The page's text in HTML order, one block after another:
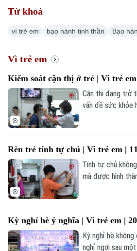
Thời sự
Xã hội
An ninh trật tự
Hà Nội
Người Hà Nội
Khoảnh khắc Hà Nội
Ẩm thực
Thế giới
Tin tức
Quân sự
Người Việt 4 phương
Kinh tế
Tin tức
Cafe sáng
Tài chính Ngân hàng
Doanh nghiệp
Nhà đất
Tin tức
Đầu tư
Căn hộ
Đất đai
Kinh nghiệm
Ô tô
Xe máy
Thị trường
Giáo dục
Tin tức
Tuyển sinh
Tin tức
Sức khỏe
Từ khoá
vì trẻ em bạo hành tinh thần Bạo
Vì trẻ em
Kiểm soát cận thị ở trẻ | Vì trẻ em
Cận thị đang trở
vấn đề sức khỏe
Không chỉ ảnh
nếu không được
đúng cách, độ
Rèn trẻ tính tự chủ | Vì trẻ em |
Tính tự chủ
mà được hình
áp lực cho trẻ.
Kỳ nghỉ hè ý nghĩa | Vì trẻ em |
Kỳ nghỉ hè
nghỉ ngơi sau